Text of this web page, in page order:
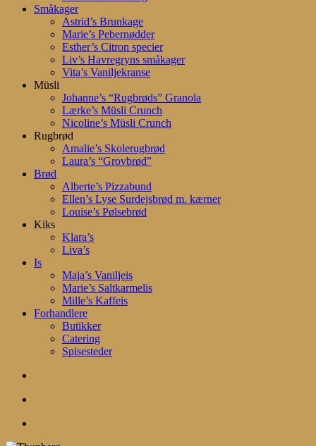
Småkager
Astrid’s Brunkage
Marie’s Pebernødder
Esther’s Citron specier
Liv’s Havregryns småkager
Vita’s Vaniljekranse
Müsli
Johanne’s “Rugbrøds” Granola
Lærke’s Müsli Crunch
Nicoline’s Müsli Crunch
Rugbrød
Amalie’s Skolerugbrød
Laura’s “Grovbrød”
Brød
Alberte’s Pizzabund
Ellen’s Lyse Surdejsbrød m. kærner
Louise’s Pølsebrød
Kiks
Klara’s
Liva’s
Is
Maja’s Vaniljeis
Marie’s Saltkarmelis
Mille’s Kaffeis
Forhandlere
Butikker
Catering
Spisesteder